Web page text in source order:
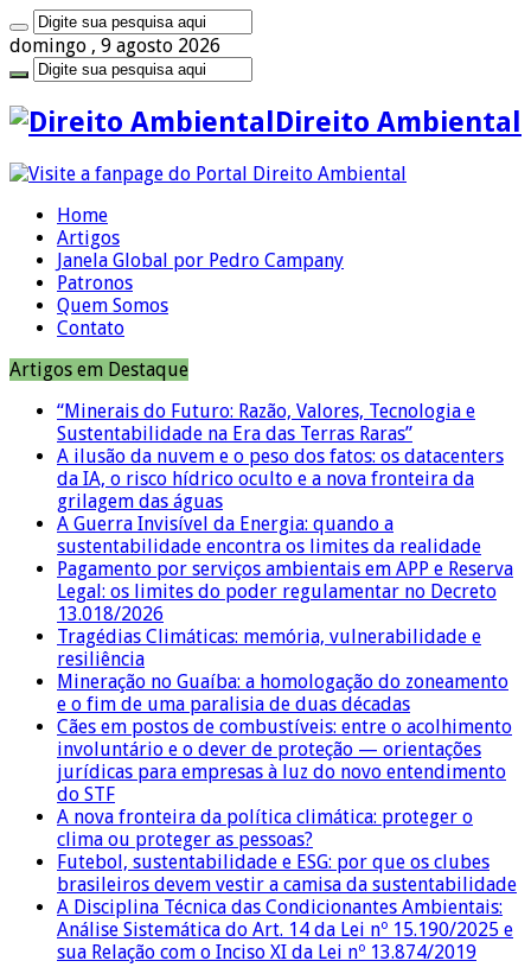
domingo , 9 agosto 2026
Direito Ambiental
Home
Artigos
Janela Global por Pedro Campany
Patronos
Quem Somos
Contato
Artigos em Destaque
“Minerais do Futuro: Razão, Valores, Tecnologia e
Sustentabilidade na Era das Terras Raras”
A ilusão da nuvem e o peso dos fatos: os datacenters
da IA, o risco hídrico oculto e a nova fronteira da
grilagem das águas
A Guerra Invisível da Energia: quando a
sustentabilidade encontra os limites da realidade
Pagamento por serviços ambientais em APP e Reserva
Legal: os limites do poder regulamentar no Decreto
13.018/2026
Tragédias Climáticas: memória, vulnerabilidade e
resiliência
Mineração no Guaíba: a homologação do zoneamento
e o fim de uma paralisia de duas décadas
Cães em postos de combustíveis: entre o acolhimento
involuntário e o dever de proteção — orientações
jurídicas para empresas à luz do novo entendimento
do STF
A nova fronteira da política climática: proteger o
clima ou proteger as pessoas?
Futebol, sustentabilidade e ESG: por que os clubes
brasileiros devem vestir a camisa da sustentabilidade
A Disciplina Técnica das Condicionantes Ambientais:
Análise Sistemática do Art. 14 da Lei nº 15.190/2025 e
sua Relação com o Inciso XI da Lei nº 13.874/2019